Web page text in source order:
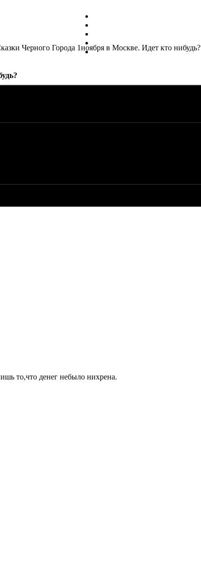
Черного Города 1ноября в Москве. Идет кто нибудь?
то,что денег небыло нихрена.